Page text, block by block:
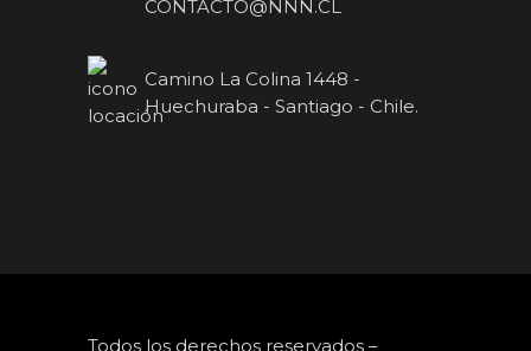
CONTACTO@NNN.CL
Camino La Colina 1448 -
Huechuraba - Santiago - Chile.
Todos los derechos reservados –